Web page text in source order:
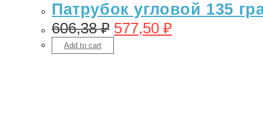
Патрубок угловой 135
606,38₽ 577,50 ₽
Add to cart